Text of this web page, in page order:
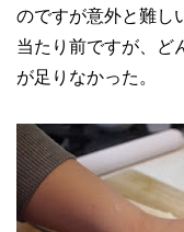
のですが意外と難し
当たり前ですが、ど
が足りなかった。